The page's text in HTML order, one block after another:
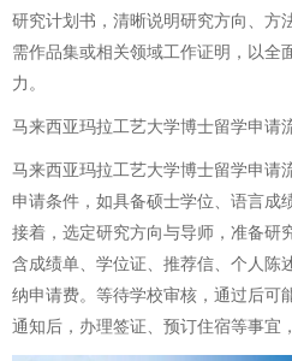
研究计划书，清晰说明研究方向、方
需作品集或相关领域工作证明，以全
力。
马来西亚玛拉工艺大学博士留学申请
马来西亚玛拉工艺大学博士留学申请
申请条件，如具备硕士学位、语言成
接着，选定研究方向与导师，准备研
含成绩单、学位证、推荐信、个人陈
纳申请费。等待学校审核，通过后可
通知后，办理签证、预订住宿等事宜